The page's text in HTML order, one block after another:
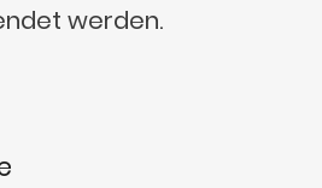
werden.